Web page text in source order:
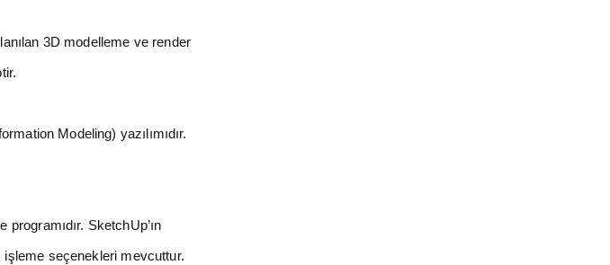
3D modelleme ve render
Modeling) yazılımıdır.
SketchUp’ın
seçenekleri mevcuttur.